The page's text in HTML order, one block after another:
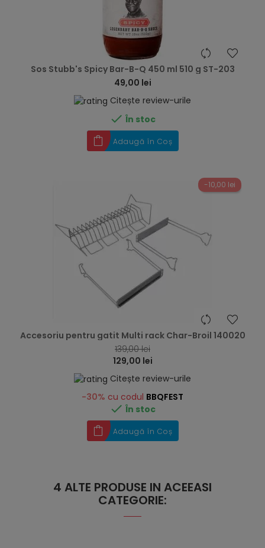
Sos Stubb's Spicy Bar-B-Q 450 ml 510 g ST-203
49,00 lei
Citește review-urile
 În stoc
Adaugă în Coș
-10,00 lei
Accesoriu pentru gatit Multi rack Char-Broil 140020
139,00 lei
129,00 lei
Citește review-urile
-30% cu codul BBQFEST
 În stoc
Adaugă în Coș
4 ALTE PRODUSE IN ACEEASI
CATEGORIE: